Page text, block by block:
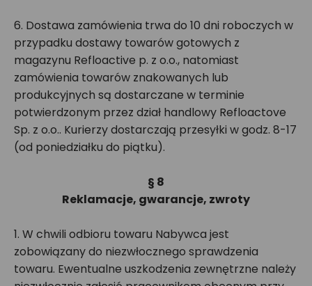
6. Dostawa zamówienia trwa do 10 dni roboczych w
przypadku dostawy towarów gotowych z
magazynu Refloactive p. z o.o., natomiast
zamówienia towarów znakowanych lub
produkcyjnych są dostarczane w terminie
potwierdzonym przez dział handlowy Refloactove
Sp. z o.o.. Kurierzy dostarczają przesyłki w godz. 8-17
(od poniedziałku do piątku).
§ 8
Reklamacje, gwarancje, zwroty
1. W chwili odbioru towaru Nabywca jest
zobowiązany do niezwłocznego sprawdzenia
towaru. Ewentualne uszkodzenia zewnętrzne należy